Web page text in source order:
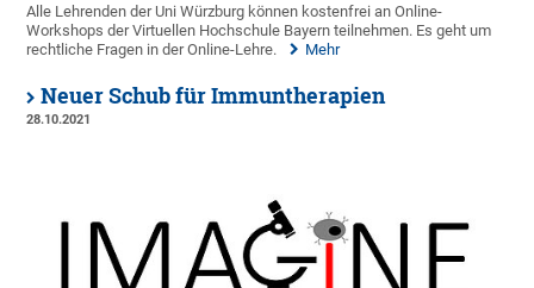
Alle Lehrenden der Uni Würzburg können kostenfrei an Online-
Workshops der Virtuellen Hochschule Bayern teilnehmen. Es geht um
rechtliche Fragen in der Online-Lehre.
Mehr
Neuer Schub für Immuntherapien
28.10.2021